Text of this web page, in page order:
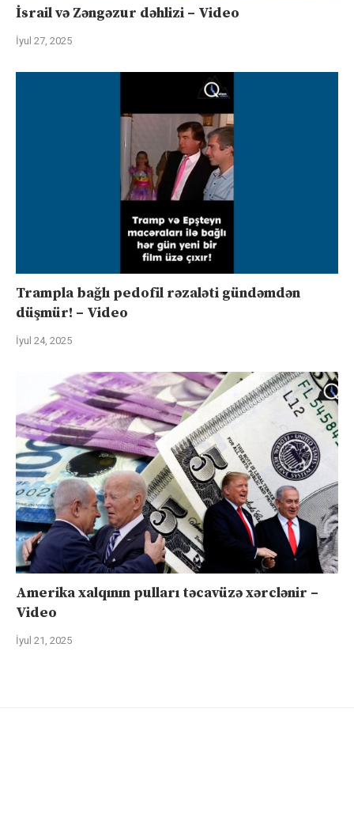
İsrail və Zəngəzur dəhlizi – Video
İyul 27, 2025
Trampla bağlı pedofil rəzaləti gündəmdən
düşmür! – Video
İyul 24, 2025
Amerika xalqının pulları təcavüzə xərclənir –
Video
İyul 21, 2025